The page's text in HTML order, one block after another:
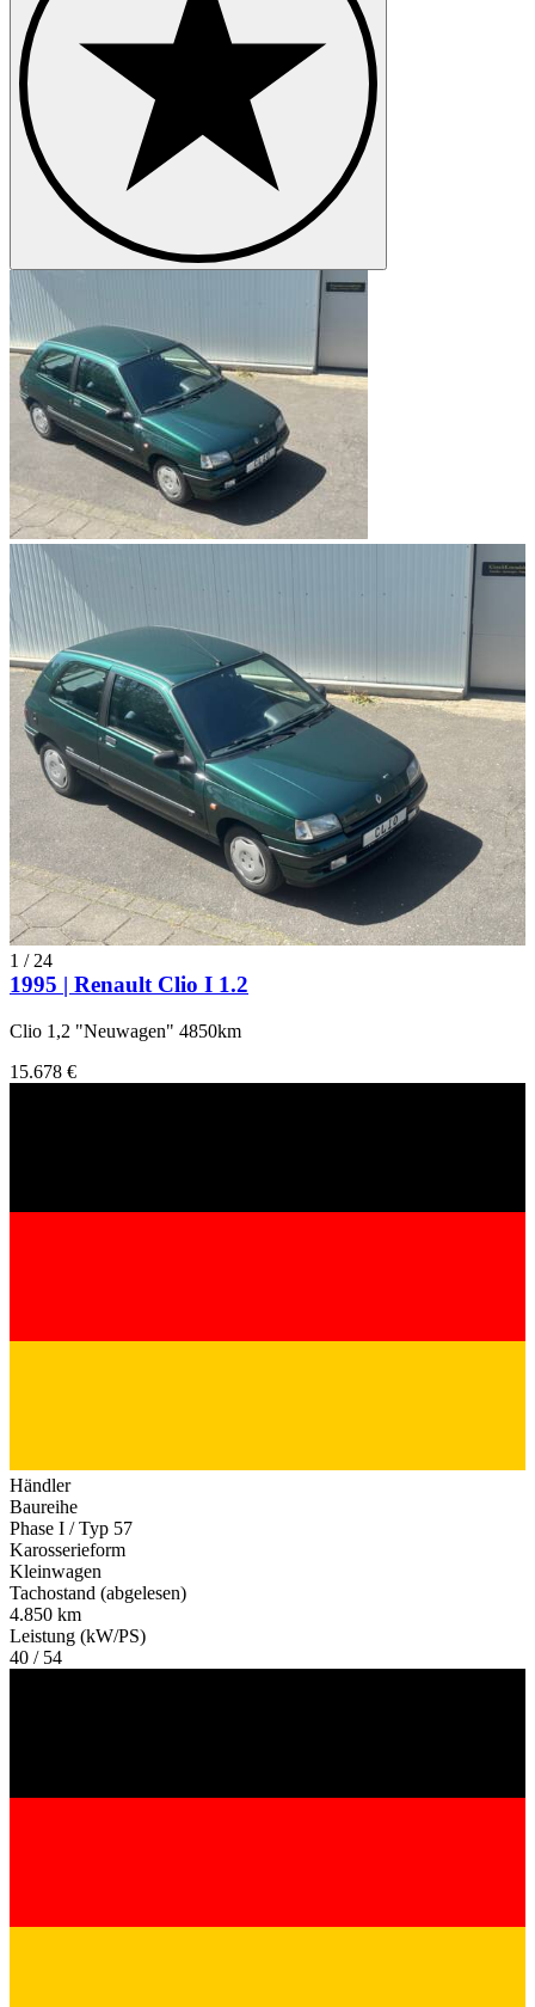
1 / 24
1995 | Renault Clio I 1.2
Clio 1,2 "Neuwagen" 4850km
15.678 €
Händler
Baureihe
Phase I / Typ 57
Karosserieform
Kleinwagen
Tachostand (abgelesen)
4.850 km
Leistung (kW/PS)
40 / 54